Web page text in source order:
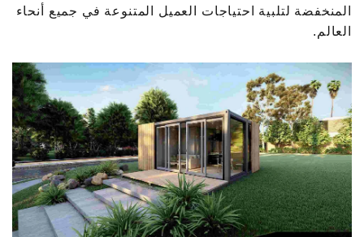
المنخفضة لتلبية احتياجات العميل المتنوعة في جميع أنحاء
العالم.